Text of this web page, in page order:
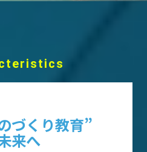
づくり教育”
来へ